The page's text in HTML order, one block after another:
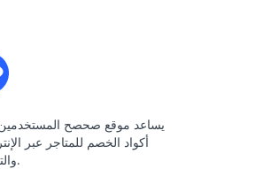
يساعد موقع صحصح
أكواد الخصم للمتاجر عبر
والتي يتم تحديثها باستمرار.